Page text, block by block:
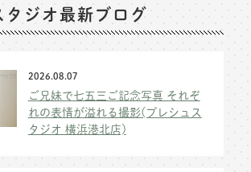
タジオ最新ブログ
2026.08.07
ご兄妹で七五三ご記念写真 それぞ
れの表情が溢れる撮影(プレシュス
タジオ 横浜港北店)